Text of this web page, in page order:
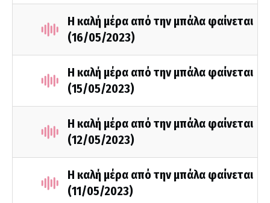
Η καλή μέρα από την μπάλα φαίνεται
(16/05/2023)
Η καλή μέρα από την μπάλα φαίνεται
(15/05/2023)
Η καλή μέρα από την μπάλα φαίνεται
(12/05/2023)
Η καλή μέρα από την μπάλα φαίνεται
(11/05/2023)